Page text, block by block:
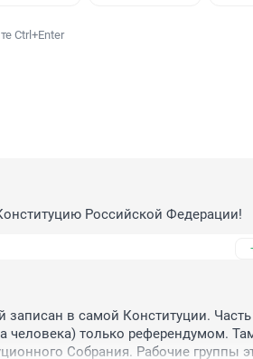
Ctrl+Enter
Российской Федерации!
в самой Конституции. Часть
человека) только референдумом.
Собрания. Рабочие группы